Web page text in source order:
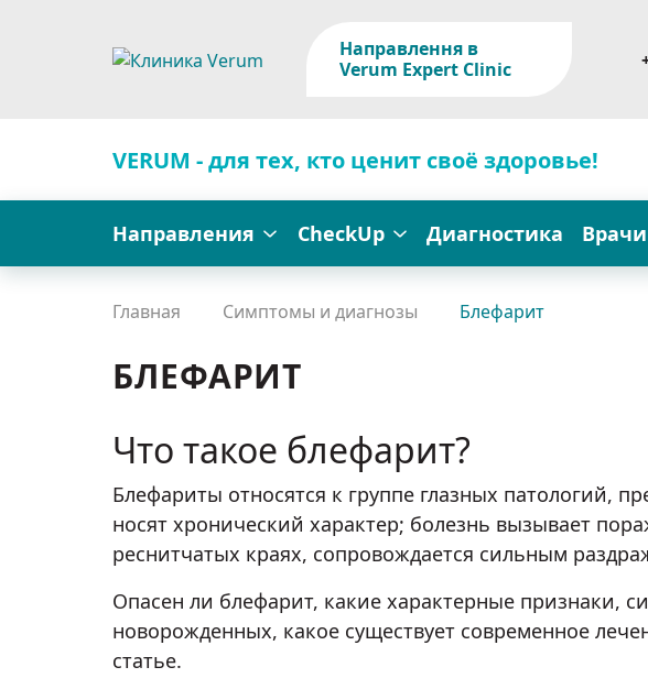
Направлення в
Verum Expert Clinic
VERUM - для тех, кто ценит своё здоровье!
Направления CheckUp Диагностика Врачи
Главная Симптомы и диагнозы Блефарит
БЛЕФАРИТ
Что такое блефарит?
Блефариты относятся к группе глазных патологий,
носят хронический характер; болезнь вызывает
реснитчатых краях, сопровождается сильным
Опасен ли блефарит, какие характерные признаки,
новорожденных, какое существует современное
статье.